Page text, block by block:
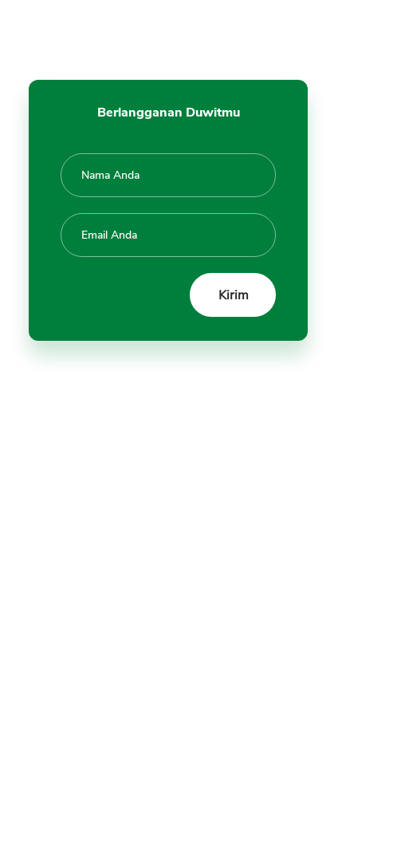
Diblokir atau Hilang
Pembayaran
Collector Pinjol
Jangan Ilegal
2. Kode Etik Penagihan
3. Laporkan ke Perusahaan
atau OJK Jika Terjadi Hal Buruk
4. Pinjam Secara Bijaksana
Berlangganan Duwitmu